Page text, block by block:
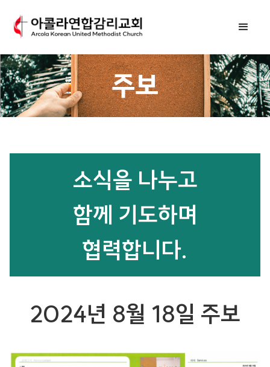
주보
소식을 나누고
함께 기도하며
협력합니다.
2024년 8월 18일 주보